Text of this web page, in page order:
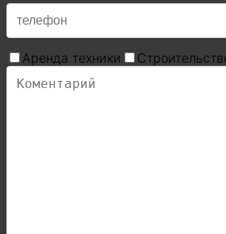
Аренда техники